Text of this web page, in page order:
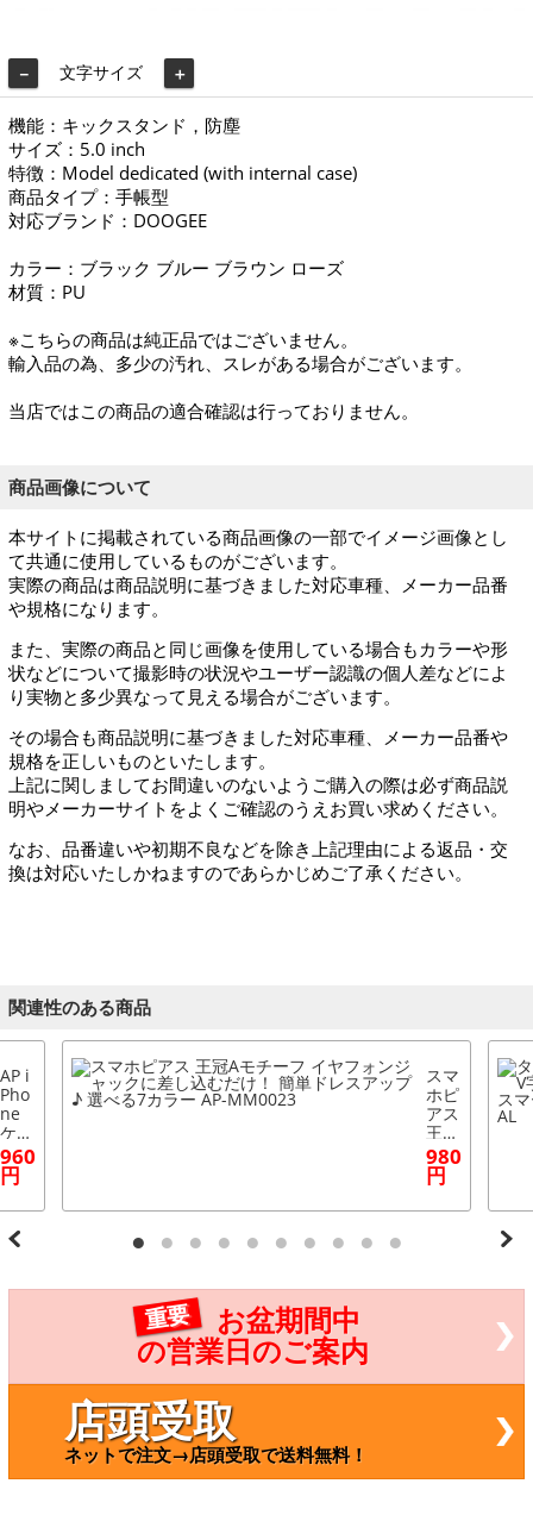
－ 文字サイズ ＋
機能：キックスタンド，防塵
サイズ：5.0 inch
特徴：Model dedicated (with internal case)
商品タイプ：手帳型
対応ブランド：DOOGEE
カラー：ブラック ブルー ブラウン ローズ
材質：PU
※こちらの商品は純正品ではございません。
輸入品の為、多少の汚れ、スレがある場合がございます。
当店ではこの商品の適合確認は行っておりません。
商品画像について
本サイトに掲載されている商品画像の一部でイメージ画像とし
て共通に使用しているものがございます。
実際の商品は商品説明に基づきました対応車種、メーカー品番
や規格になります。
また、実際の商品と同じ画像を使用している場合もカラーや形
状などについて撮影時の状況やユーザー認識の個人差などによ
り実物と多少異なって見える場合がございます。
その場合も商品説明に基づきました対応車種、メーカー品番や
規格を正しいものといたします。
上記に関しましてお間違いのないようご購入の際は必ず商品説
明やメーカーサイトをよくご確認のうえお買い求めください。
なお、品番違いや初期不良などを除き上記理由による返品・交
換は対応いたしかねますのであらかじめご了承ください。
関連性のある商品
AP i
Pho
ne
ケー
ス P
Uレ
ザー
スマ
ホを
おし
にカ
ラー
P-T
960
円
スマ
ホピ
アス
王冠
Aモ
チー
フ
イヤ
クに
簡単
べる
980
円
重要
お盆期間中
の営業日のご案内
店頭受取
ネットで注文→店頭受取で送料無料！